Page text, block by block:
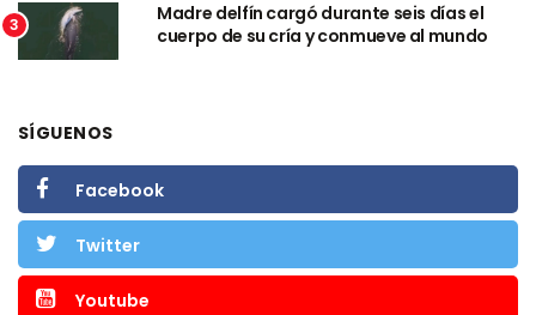
3
Madre delfín cargó durante seis días el
cuerpo de su cría y conmueve al mundo
SÍGUENOS
Facebook
Twitter
Youtube